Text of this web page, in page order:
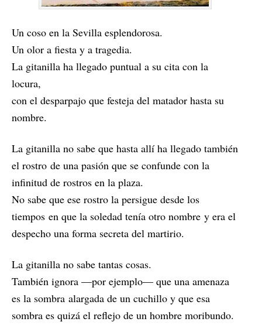
Un coso en la Sevilla esplendorosa.
Un olor a fiesta y a tragedia.
La gitanilla ha llegado puntual a su cita con la
locura,
con el desparpajo que festeja del matador hasta su
nombre.
La gitanilla no sabe que hasta allí ha llegado también
el rostro de una pasión que se confunde con la
infinitud de rostros en la plaza.
No sabe que ese rostro la persigue desde los
tiempos en que la soledad tenía otro nombre y era el
despecho una forma secreta del martirio.
La gitanilla no sabe tantas cosas.
También ignora —por ejemplo— que una amenaza
es la sombra alargada de un cuchillo y que esa
sombra es quizá el reflejo de un hombre moribundo.